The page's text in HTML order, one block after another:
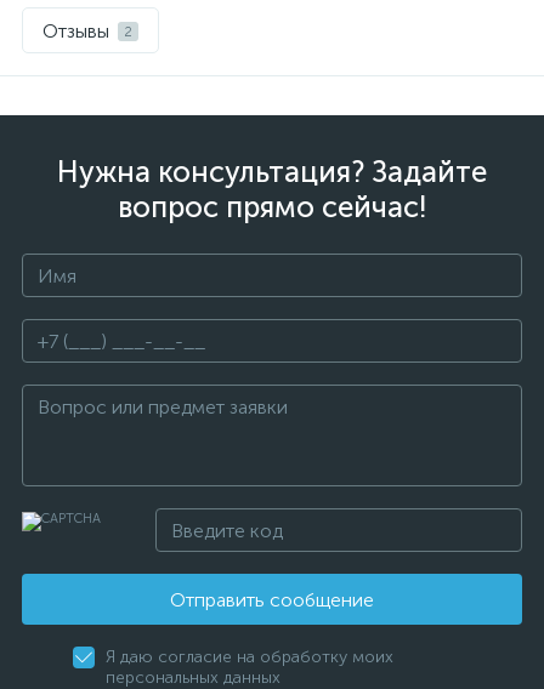
Отзывы 2
Нужна консультация? Задайте
вопрос прямо сейчас!
Отправить сообщение
Я даю согласие на обработку моих
персональных данных